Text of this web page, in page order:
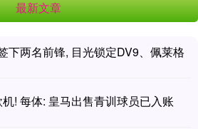
最新文章
下两名前锋, 目光锁定DV9、佩莱格
! 每体: 皇马出售青训球员已入账